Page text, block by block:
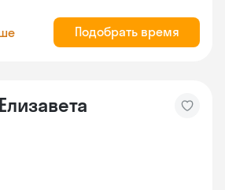
Подобрать время
Елизавета